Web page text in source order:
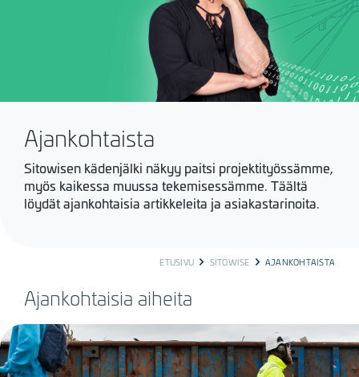
Ajankohtaista
Sitowisen kädenjälki näkyy paitsi projektityössämme,
myös kaikessa muussa tekemisessämme. Täältä
löydät ajankohtaisia artikkeleita ja asiakastarinoita.
ETUSIVU SITOWISE AJANKOHTAISTA
Ajankohtaisia aiheita
Kuva